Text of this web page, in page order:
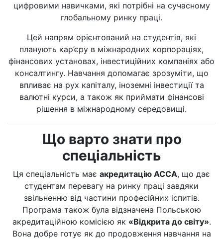
цифровими навичками, які потрібні на сучасному
глобальному ринку праці.
Цей напрям орієнтований на студентів, які
планують кар’єру в міжнародних корпораціях,
фінансових установах, інвестиційних компаніях або
консалтингу. Навчання допомагає зрозуміти, що
впливає на рух капіталу, іноземні інвестиції та
валютні курси, а також як приймати фінансові
рішення в міжнародному середовищі.
Що варто знати про
спеціальність
Ця спеціальність має акредитацію ACCA, що дає
студентам перевагу на ринку праці завдяки
звільненню від частини професійних іспитів.
Програма також була відзначена Польською
акредитаційною комісією як «Відкрита до світу».
Вона добре готує як до продовження навчання на